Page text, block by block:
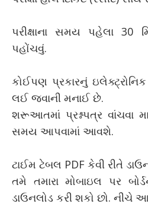
પરીક્ષાના સમય પહેલા 30
પહોંચવું.
કોઈપણ પ્રકારનું
લઈ જવાની મનાઈ છે.
શરૂઆતમાં પ્રશ્નપત્ર વાંચવા
સમય આપવામાં આવશે.
ટાઈમ ટેબલ PDF કેવી રીતે
તમે તમારા મોબાઇલ પર
ડાઉનલોડ કરી શકો છો. નીચે